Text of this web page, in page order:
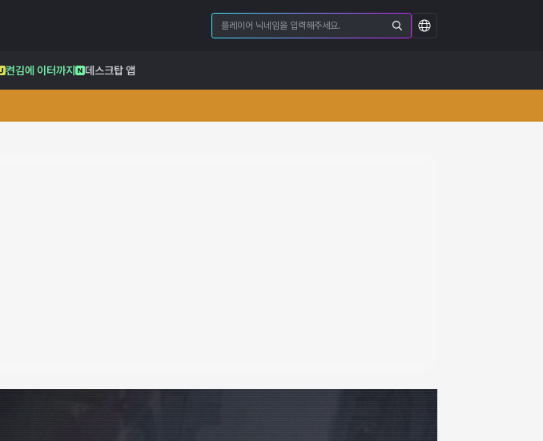
켠김에 이터까지 데스크탑 앱